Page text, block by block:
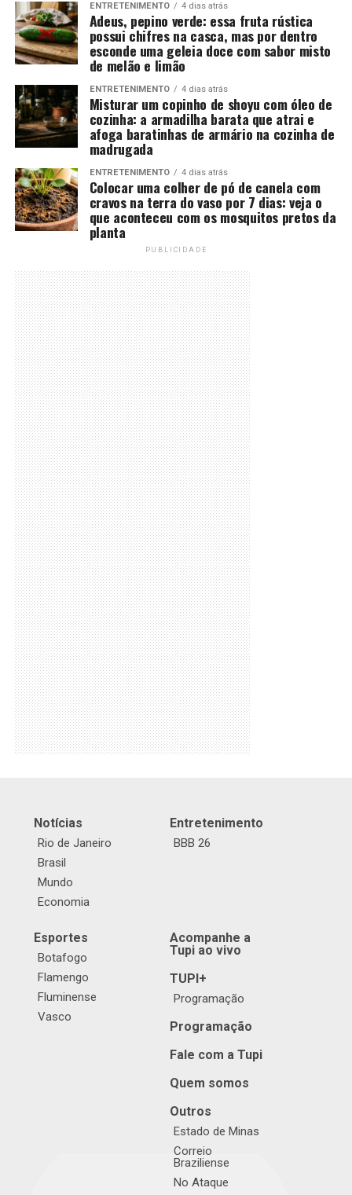
ENTRETENIMENTO 4 dias atrás
Adeus, pepino verde: essa fruta rústica
possui chifres na casca, mas por dentro
esconde uma geleia doce com sabor misto
de melão e limão
ENTRETENIMENTO 4 dias atrás
Misturar um copinho de shoyu com óleo de
cozinha: a armadilha barata que atrai e
afoga baratinhas de armário na cozinha de
madrugada
ENTRETENIMENTO 4 dias atrás
Colocar uma colher de pó de canela com
cravos na terra do vaso por 7 dias: veja o
que aconteceu com os mosquitos pretos da
planta
PUBLICIDADE
Notícias
Rio de Janeiro
Brasil
Mundo
Economia
Entretenimento
BBB 26
Esportes
Botafogo
Flamengo
Fluminense
Vasco
Acompanhe a
Tupi ao vivo
TUPI+
Programação
Programação
Fale com a Tupi
Quem somos
Outros
Estado de Minas
Correio
Braziliense
No Ataque